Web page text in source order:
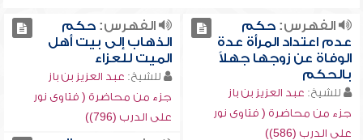
الفهرس:حكم
عدم اعتداد المرأة عدة
الوفاة عن زوجها جهلاً
بالحكم
للشيخ: عبد العزيز بن باز
جزء من محاضرة ( فتاوى نور
على الدرب (586))
الفهرس:حكم
الذهاب إلى بيت أهل
الميت للعزاء
للشيخ: عبد العزيز بن باز
جزء من محاضرة ( فتاوى نور
على الدرب (796))